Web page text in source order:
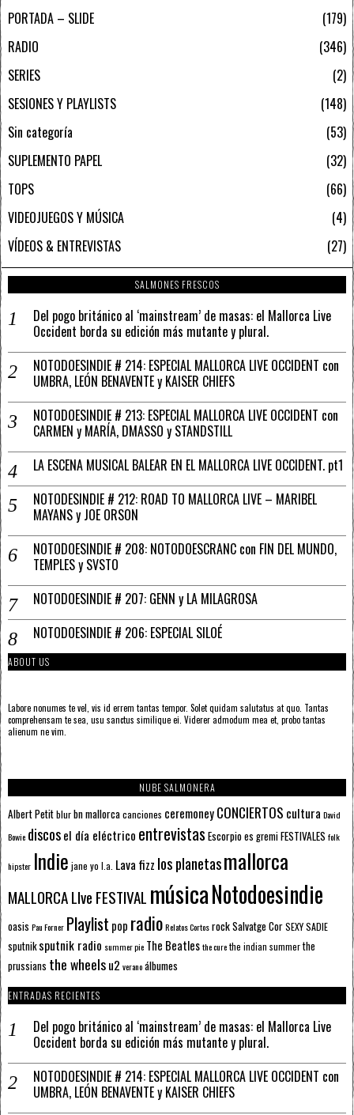
PORTADA – SLIDE
179
RADIO
346
SERIES
2
SESIONES Y PLAYLISTS
148
Sin categoría
53
SUPLEMENTO PAPEL
32
TOPS
66
VIDEOJUEGOS Y MÚSICA
4
VÍDEOS & ENTREVISTAS
27
SALMONES FRESCOS
Del pogo británico al ‘mainstream’ de masas: el Mallorca Live
Occident borda su edición más mutante y plural.
NOTODOESINDIE # 214: ESPECIAL MALLORCA LIVE OCCIDENT con
UMBRA, LEÓN BENAVENTE y KAISER CHIEFS
NOTODOESINDIE # 213: ESPECIAL MALLORCA LIVE OCCIDENT con
CARMEN y MARÍA, DMASSO y STANDSTILL
LA ESCENA MUSICAL BALEAR EN EL MALLORCA LIVE OCCIDENT. pt1
NOTODESINDIE # 212: ROAD TO MALLORCA LIVE – MARIBEL
MAYANS y JOE ORSON
NOTODOESINDIE # 208: NOTODOESCRANC con FIN DEL MUNDO,
TEMPLES y SVSTO
NOTODOESINDIE # 207: GENN y LA MILAGROSA
NOTODOESINDIE # 206: ESPECIAL SILOÉ
ABOUT US
Labore nonumes te vel, vis id errem tantas tempor. Solet quidam salutatus at quo. Tantas
comprehensam te sea, usu sanctus similique ei. Viderer admodum mea et, probo tantas
alienum ne vim.
NUBE SALMONERA
Albert Petitblurbn mallorcacanciones ceremoneyCONCIERTOS cultura David
Bowie discosel día eléctrico entrevistas Escorpioes gremiFESTIVALES folk
hipster Indie jane yo l.a. Lava fizz los planetasmallorca
MALLORCA LIve FESTIVAL músicaNotodoesindie
oasis Pau Forner Playlist pop radioRelatos CortosrockSalvatge CorSEXY SADIE
sputnik sputnik radio summer pie The Beatlesthe curethe indian summerthe
prussians the wheelsu2 veranoálbumes
ENTRADAS RECIENTES
Del pogo británico al ‘mainstream’ de masas: el Mallorca Live
Occident borda su edición más mutante y plural.
NOTODOESINDIE # 214: ESPECIAL MALLORCA LIVE OCCIDENT con
UMBRA, LEÓN BENAVENTE y KAISER CHIEFS